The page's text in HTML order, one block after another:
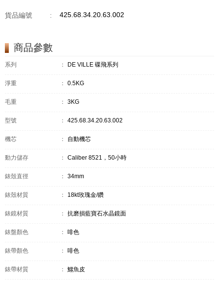
貨品編號 : 425.68.34.20.63.002
商品參數
系列 ： DE VILLE 碟飛系列
淨重 ： 0.5KG
毛重 ： 3KG
型號 ： 425.68.34.20.63.002
機芯 ： 自動機芯
動力儲存 ： Caliber 8521，50小時
錶殼直徑 ： 34mm
錶殼材質 ： 18kt玫瑰金/鑽
錶鏡材質 ： 抗磨損藍寶石水晶鏡面
錶盤顏色 ： 啡色
錶帶顏色 ： 啡色
錶帶材質 ： 鱷魚皮